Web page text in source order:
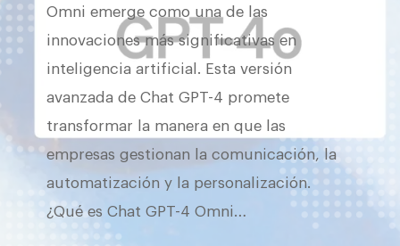
Omni emerge como una de las
innovaciones más significativas en
inteligencia artificial. Esta versión
avanzada de Chat GPT-4 promete
transformar la manera en que las
empresas gestionan la comunicación, la
automatización y la personalización.
¿Qué es Chat GPT-4 Omni…